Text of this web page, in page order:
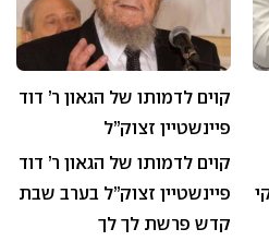
קוים לדמותו של הגאון ר’ דוד
פיינשטיין זצוק”ל
קוים לדמותו של הגאון ר’ דוד
פיינשטיין זצוק”ל בערב שבת
קדש פרשת לך לך